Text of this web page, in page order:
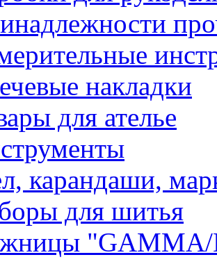
накладки
для ателье
карандаши,
для шитья
"GAMMA/